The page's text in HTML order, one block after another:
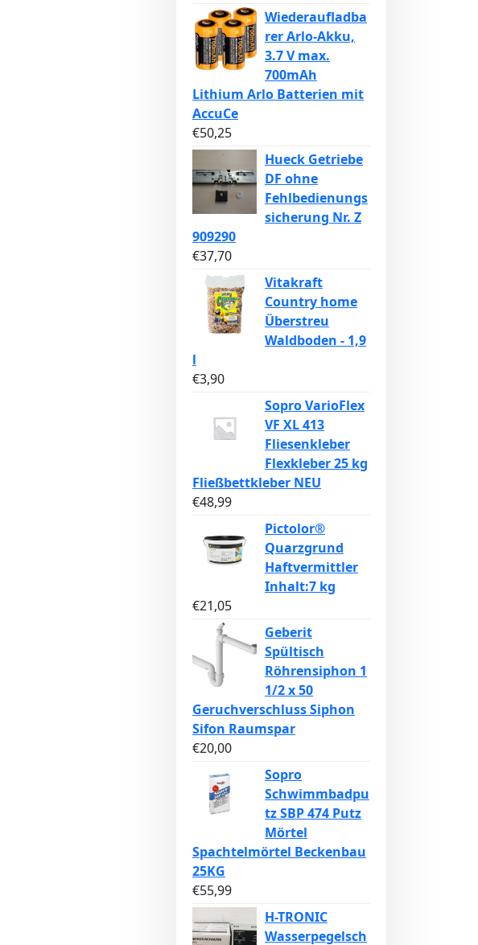
Wiederaufladba
rer Arlo-Akku,
3.7 V max.
700mAh
Lithium Arlo Batterien mit
AccuCe
€50,25
Hueck Getriebe
DF ohne
Fehlbedienungs
sicherung Nr. Z
909290
€37,70
Vitakraft
Country home
Überstreu
Waldboden - 1,9
l
€3,90
Sopro VarioFlex
VF XL 413
Fliesenkleber
Flexkleber 25 kg
Fließbettkleber NEU
€48,99
Pictolor®
Quarzgrund
Haftvermittler
Inhalt:7 kg
€21,05
Geberit
Spültisch
Röhrensiphon 1
1/2 x 50
Geruchverschluss Siphon
Sifon Raumspar
€20,00
Sopro
Schwimmbadpu
tz SBP 474 Putz
Mörtel
Spachtelmörtel Beckenbau
25KG
€55,99
H-TRONIC
Wasserpegelsch